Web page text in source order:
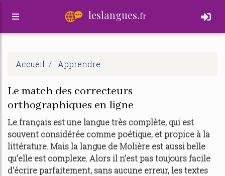
leslangues.fr
Accueil Apprendre
Le match des correcteurs
orthographiques en ligne
Le français est une langue très complète, qui est
souvent considérée comme poétique, et propice à la
littérature. Mais la langue de Molière est aussi belle
qu’elle est complexe. Alors il n’est pas toujours facile
d’écrire parfaitement, sans aucune erreur, les textes